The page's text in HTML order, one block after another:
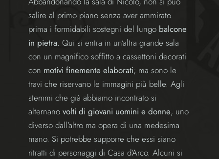
salire al primo piano senza aver ammirato
prima i formidabili sostegni del lungo balcone
in pietra. Qui si entra in un’altra grande sala
con un magnifico soffitto a cassettoni decorati
con motivi finemente elaborati; ma sono le
travi che riservano le immagini più belle. Agli
stemmi che già abbiamo incontrato si
alternanovolti di giovani uomini e donne, uno
diverso dall’altro ma opera di una medesima
mano. Si potrebbe supporre che essi siano
ritratti di personaggi di Casa d’Arco. Alcuni si